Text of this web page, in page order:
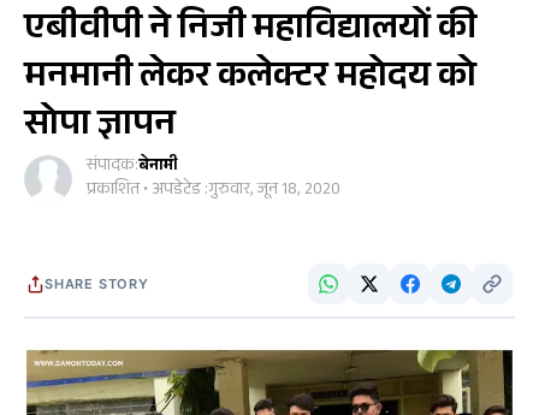
एबीवीपी ने निजी महाविद्यालयों की
मनमानी लेकर कलेक्टर महोदय को
सोपा ज्ञापन
संपादक:बेनामी
प्रकाशित • अपडेटेड :गुरुवार, जून 18, 2020
SHARE STORY